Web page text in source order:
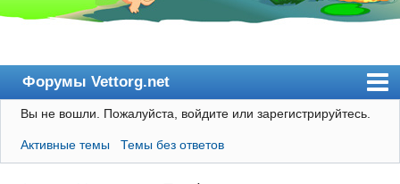
Форумы Vettorg.net
Главная
Пользователи
Вы не вошли. Пожалуйста, войдите или зарегистрируйтесь.
Активные темы Темы без ответов